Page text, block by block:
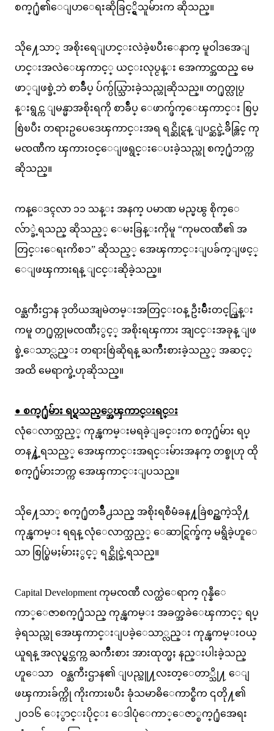
စက္႐ုံ၏ေျပာေရးဆိုခြင့္ရွိသူမ်ားက ဆိုသည္။
သို႔ေသာ္ အစိုးရေျပာင္းလဲခဲ့ၿပီးေနာက္ မူဝါဒအေျ
ပာင္းအလဲေၾကာင့္ ယင္းလုပ္ငန္း အေကာင္အထည္ မေ
ဖာ္ျဖစ္ခဲ့ဘဲ စာခ်ဳပ္ ပ်က္ပ်ယ္သြားခဲ့သည္ဟုဆိုသည္။ တ႐ုတ္လုပ္င
န္းရွင္က ျမန္မာအစိုးရကို စာခ်ဳပ္ ေဖာက္ဖ်က္ေၾကာင္း စြပ္
စြဲၿပီး တရားဥပေဒေၾကာင္းအရ ရင္ဆိုင္ရန္ ျပင္ဆင္ခဲ့ခ်ိန္တြင္ ကု
မၸဏီက ၾကားဝင္ေျဖရွင္းေပးခဲ့သည္ဟု စက္႐ုံဘက္က
ဆိုသည္။
ကန္ေဒၚလာ ၁၁ သန္း အနက္ ပမာဏ မည္မၽွ စိုက္ေ
လ်ာ္ခဲ့ရသည္ ဆိုသည့္ ေမးခြန္းကိုမူ “ကုမၸဏီ၏ အ
တြင္းေရးကိစၥ” ဆိုသည့္ အေၾကာင္းျပခ်က္ျဖင့္
ေျဖၾကားရန္ ျငင္းဆိုခဲ့သည္။
ဝန္ႀကီးဌာန ဒုတိယအျမဲတမ္းအတြင္းဝန္ ဦးမ်ိဳးတင့္ထြန္း
ကမူ တ႐ုတ္ကုမၸဏီႏွင့္ အစိုးရၾကား အျငင္းအခုန္ ျဖ
စ္ခဲ့ေသာ္လည္း တရားစြဲဆိုရန္ ႀကိဳးစားခဲ့သည့္ အဆင့္
အထိ မေရာက္ခဲ့ဟုဆိုသည္။
● စက္႐ုံမ်ား ရပ္ရသည့္အေၾကာင္းရင္း
လုံေလာက္သည့္ ကုန္ၾကမ္းမရခဲ့ျခင္းက စက္႐ုံမ်ား ရပ္
တန႔္ခဲ့ရသည့္ အေၾကာင္းအရင္းမ်ားအနက္ တစ္ခုဟု ထို
စက္႐ုံမ်ားဘက္က အေၾကာင္းျပသည္။
သို႔ေသာ္ စက္႐ုံတခ်ိဳ႕သည္ အစိုးရစီမံခန႔္ခြဲစဥ္ကကဲ့သို႔
ကုန္ၾကမ္း ရရန္ လုံေလာက္သည့္ ေဆာင္ရြက္ခ်က္ မရွိခဲ့ဟူေ
သာ စြပ္စြဲမႈမ်ားႏွင့္ ရင္ဆိုင္ခဲ့ရသည္။
Capital Development ကုမၸဏီ လက္ထဲေရာက္ ဂုန္နီေ
ကာ္ေဇာစက္႐ုံသည္ ကုန္ၾကမ္း အခက္အခဲေၾကာင့္ ရပ္
ခဲ့ရသည္ဟု အေၾကာင္းျပခဲ့ေသာ္လည္း ကုန္ၾကမ္းဝယ္
ယူရန္ အလုပ္ရွင္ဘက္က ႀကိဳးစား အားထုတ္မႈ နည္းပါးခဲ့သည္
ဟူေသာ ဝန္ႀကီးဌာန၏ ျပည္သူ႔လႊတ္ေတာ္သို႔ ေျ
ဖၾကားခ်က္ကို ကိုးကားၿပီး ခုံသမာဓိေကာင္စီက ၎တို႔၏
၂ဝ၁၆ ေႏွာင္းပိုင္း ေဒါပုံေကာ္ေဇာ္စက္႐ုံအေရး